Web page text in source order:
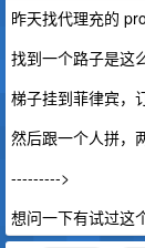
昨天找代理充的
找到一个路子是这
梯子挂到菲律宾，
然后跟一个人拼，
--------->
想问一下有试过这